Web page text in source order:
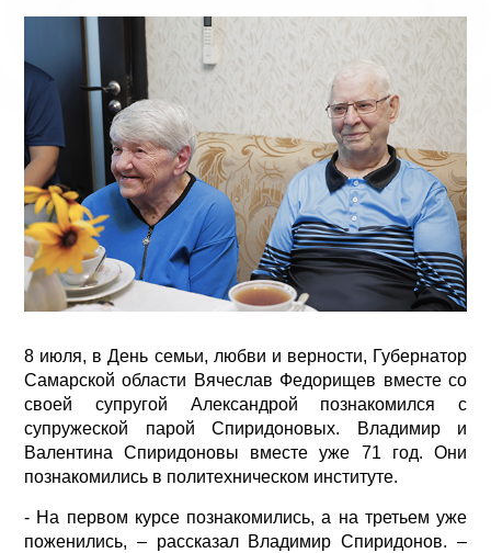
8 июля, в День семьи, любви и верности, Губернатор
Самарской области Вячеслав Федорищев вместе со
своей супругой Александрой познакомился с
супружеской парой Спиридоновых. Владимир и
Валентина Спиридоновы вместе уже 71 год. Они
познакомились в политехническом институте.
- На первом курсе познакомились, а на третьем уже
поженились, – рассказал Владимир Спиридонов. –